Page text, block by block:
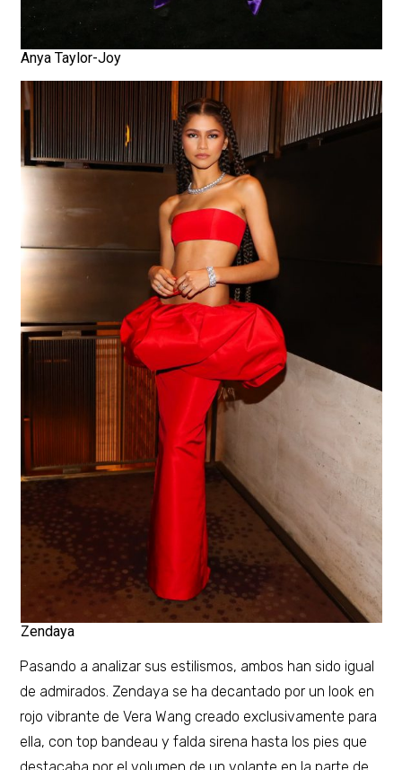
Anya Taylor-Joy
Zendaya
Pasando a analizar sus estilismos, ambos han sido igual
de admirados. Zendaya se ha decantado por un look en
rojo vibrante de Vera Wang creado exclusivamente para
ella, con top bandeau y falda sirena hasta los pies que
destacaba por el volumen de un volante en la parte de